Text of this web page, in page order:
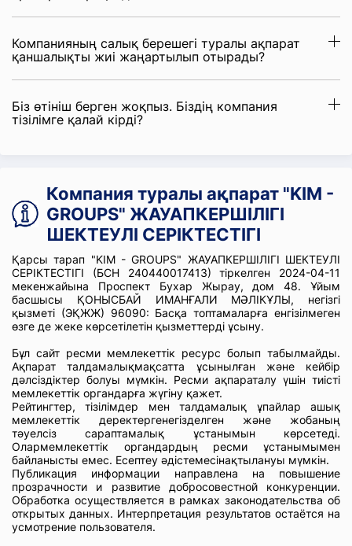
Компанияның салық берешегі туралы ақпарат
қаншалықты жиі жаңартылып отырады?
Біз өтініш берген жоқпыз. Біздің компания
тізілімге қалай кірді?
Компания туралы ақпарат "KIM -
GROUPS" ЖАУАПКЕРШІЛІГІ
ШЕКТЕУЛІ СЕРІКТЕСТІГІ
Қарсы тарап "KIM - GROUPS" ЖАУАПКЕРШІЛІГІ ШЕКТЕУЛІ
СЕРІКТЕСТІГІ (БСН 240440017413) тіркелген 2024-04-11
мекенжайына Проспект Бухар Жырау, дом 48. Ұйым
басшысы ҚОНЫСБАЙ ИМАНҒАЛИ МӘЛІКҰЛЫ, негізгі
қызметі (ЭҚЖЖ) 96090: Басқа топтамаларға енгізілмеген
өзге де жеке көрсетілетін қызметтерді ұсыну.
Бұл сайт ресми мемлекеттік ресурс болып табылмайды.
Ақпарат талдамалықмақсатта ұсынылған және кейбір
дәлсіздіктер болуы мүмкін. Ресми ақпараталу үшін тиісті
мемлекеттік органдарға жүгіну қажет.
Рейтингтер, тізілімдер мен талдамалық ұпайлар ашық
мемлекеттік деректергенегізделген және жобаның
тәуелсіз сараптамалық ұстанымын көрсетеді.
Олармемлекеттік органдардың ресми ұстанымымен
байланысты емес. Есептеу әдістемесінақтылануы мүмкін.
Публикация информации направлена на повышение
прозрачности и развитие добросовестной конкуренции.
Обработка осуществляется в рамках законодательства об
открытых данных. Интерпретация результатов остаётся на
усмотрение пользователя.